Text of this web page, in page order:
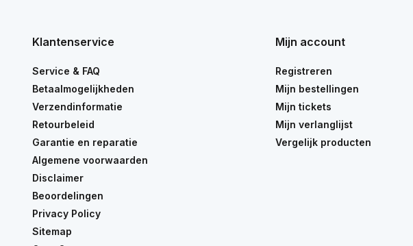
Klantenservice
Service & FAQ
Betaalmogelijkheden
Verzendinformatie
Retourbeleid
Garantie en reparatie
Algemene voorwaarden
Disclaimer
Beoordelingen
Privacy Policy
Sitemap
Mijn account
Registreren
Mijn bestellingen
Mijn tickets
Mijn verlanglijst
Vergelijk producten